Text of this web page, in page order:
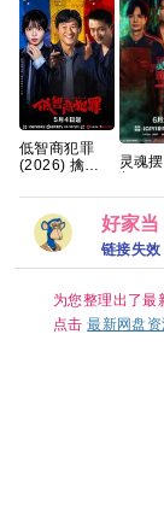
低智商犯罪
(2026) 擒贼
60.50FPS
S01杜比音效
HDR
HiveWeb/内
嵌简中字幕/
3GB】
灵魂
摆渡5
悚奇幻
毅 刘
茵 已
好家当
链接失
为您整理出了最
点击最新网盘资